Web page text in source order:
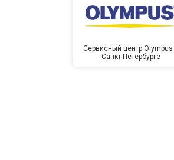
Сервисный центр Olympus
Санкт-Петербурге